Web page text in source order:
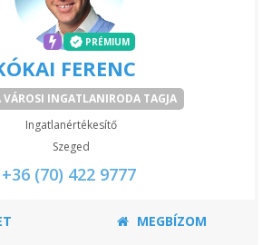
PRÉMIUM
FERENC
VÁROSI INGATLANIRODA TAGJA
Ingatlanértékesítő
Szeged
+36 (70) 422 9777
MEGBÍZOM